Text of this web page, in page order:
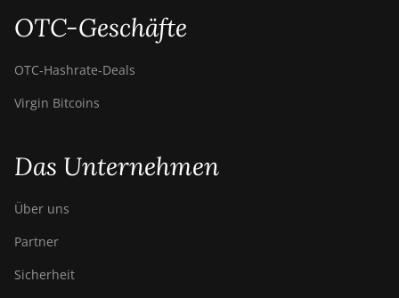
OTC-Geschäfte
OTC‑Hashrate‑Deals
Virgin Bitcoins
Das Unternehmen
Über uns
Partner
Sicherheit